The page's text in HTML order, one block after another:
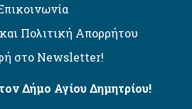
Πολιτική Απορρήτου
στο Newsletter!
Δήμο Αγίου Δημητρίου!